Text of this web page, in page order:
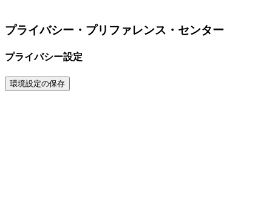
プライバシー・プリファレンス・センター
プライバシー設定